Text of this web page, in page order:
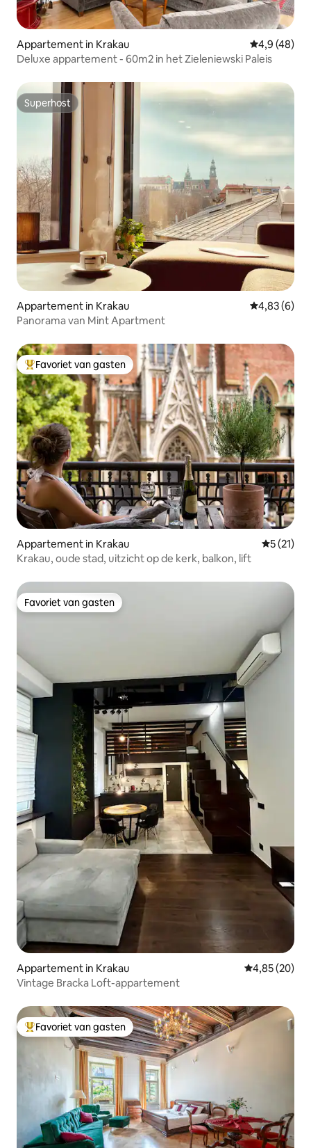
Appartement in Krakau Gemiddelde
4,9 (48)
Deluxe appartement - 60m2 in het Zieleniewski Paleis
Superhost
Superhost
Appartement in Krakau Gemiddelde
4,83 (6)
Panorama van Mint Apartment
Topfavoriet van gasten
Favoriet van gasten
Appartement in Krakau
5 (21)
Krakau, oude stad, uitzicht op de kerk, balkon, lift
Favoriet van gasten
Favoriet van gasten
Appartement in Krakau Gemiddelde
4,85 (20)
Vintage Bracka Loft-appartement
Topfavoriet van gasten
Favoriet van gasten